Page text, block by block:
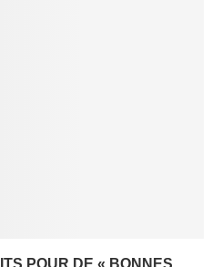
POUR DE « BONNES